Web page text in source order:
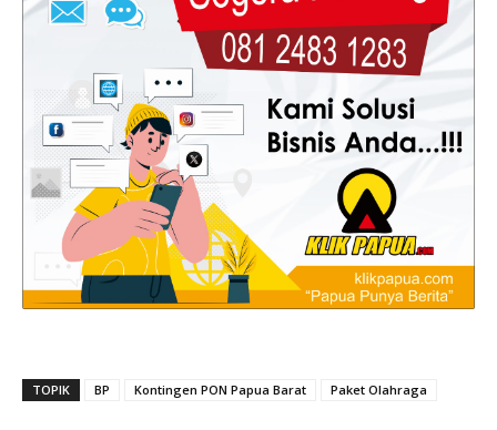
TOPIK BP Kontingen PON Papua Barat Paket Olahraga